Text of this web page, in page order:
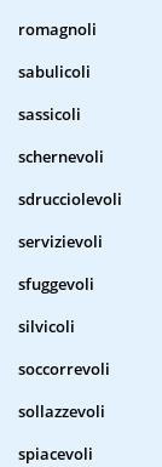
romagnoli
sabulicoli
sassicoli
schernevoli
sdrucciolevoli
servizievoli
sfuggevoli
silvicoli
soccorrevoli
sollazzevoli
spiacevoli